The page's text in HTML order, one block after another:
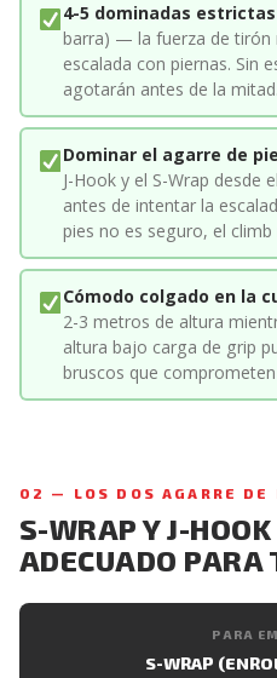
4-5 dominadas
barra) — la fuerza de tirón
escalada con piernas. Sin
agotarán antes de la mitad.
Dominar el agarre de
J-Hook y el S-Wrap desde
antes de intentar la
pies no es seguro, el climb
Cómodo colgado en la
2-3 metros de altura
altura bajo carga de grip
bruscos que
02 — LOS DOS AGARRE
S-WRAP Y J-
ADECUADO PARA
PARA
S-WRAP